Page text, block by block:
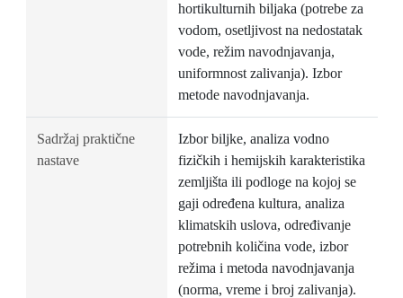
hortikulturnih biljaka (potrebe za
vodom, osetljivost na nedostatak
vode, režim navodnjavanja,
uniformnost zalivanja). Izbor
metode navodnjavanja.
Sadržaj praktične
nastave
Izbor biljke, analiza vodno
fizičkih i hemijskih karakteristika
zemljišta ili podloge na kojoj se
gaji određena kultura, analiza
klimatskih uslova, određivanje
potrebnih količina vode, izbor
režima i metoda navodnjavanja
(norma, vreme i broj zalivanja).